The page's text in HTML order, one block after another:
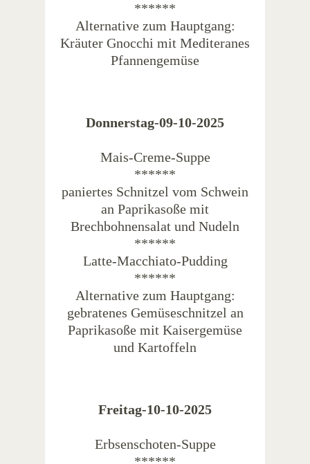
******
Alternative zum Hauptgang:
Kräuter Gnocchi mit Mediteranes
Pfannengemüse
Donnerstag-09-10-2025
Mais-Creme-Suppe
******
paniertes Schnitzel vom Schwein
an Paprikasoße mit
Brechbohnensalat und Nudeln
******
Latte-Macchiato-Pudding
******
Alternative zum Hauptgang:
gebratenes Gemüseschnitzel an
Paprikasoße mit Kaisergemüse
und Kartoffeln
Freitag-10-10-2025
Erbsenschoten-Suppe